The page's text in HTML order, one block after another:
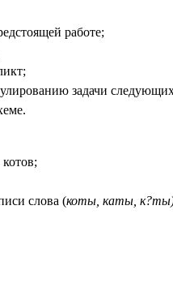
работе;
задачи
слова (коты, каты,